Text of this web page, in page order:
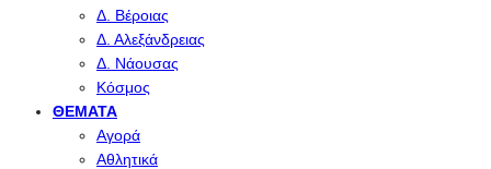
Δ. Βέροιας
Δ. Αλεξάνδρειας
Δ. Νάουσας
Κόσμος
ΘΈΜΑΤΑ
Αγορά
Αθλητικά